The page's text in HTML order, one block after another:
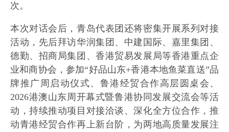
次。
本次对话会后，青岛代表团还将密集开展系列对接
活动，先后拜访华润集团、中建国际、嘉里集团、
德勤、招商局集团、香港贸易发展局等香港重点企
业和商协会，参加“好品山东+香港本地鱼菜直送”品
牌推广周启动仪式、鲁港经贸合作高层圆桌会、
2026港澳山东周开幕式暨鲁港协同发展交流会等活
动，持续推动项目对接洽谈、深化全方位合作，推
动青港经贸合作再上新台阶，为两地高质量发展注